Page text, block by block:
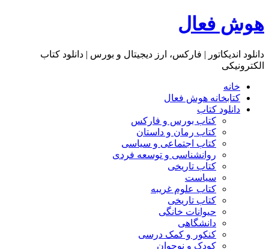
هوش فعال
دانلود اندیکاتور | فارکس، ارز دیجیتال و بورس | دانلود کتاب
الکترونیکی
خانه
کتابخانه هوش فعال
دانلود کتاب
کتاب بورس و فارکس
کتاب رمان و داستان
کتاب اجتماعی و سیاسی
روانشناسی و توسعه فردی
کتاب تاریخی
سیاست
کتاب علوم غریبه
کتاب تاریخی
حیوانات خانگی
دانشگاهی
کنکور و کمک‌ درسی
کودک و نوجوان